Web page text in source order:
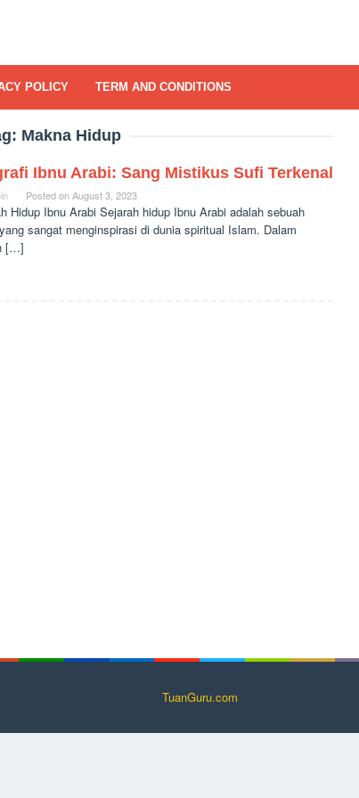
POLICY TERM AND CONDITIONS
Makna Hidup
Ibnu Arabi: Sang Mistikus Sufi Terkenal
Posted onAugust 3, 2023
Hidup Ibnu Arabi Sejarah hidup Ibnu Arabi adalah sebuah
sangat menginspirasi di dunia spiritual Islam. Dalam
[…]
TuanGuru.com